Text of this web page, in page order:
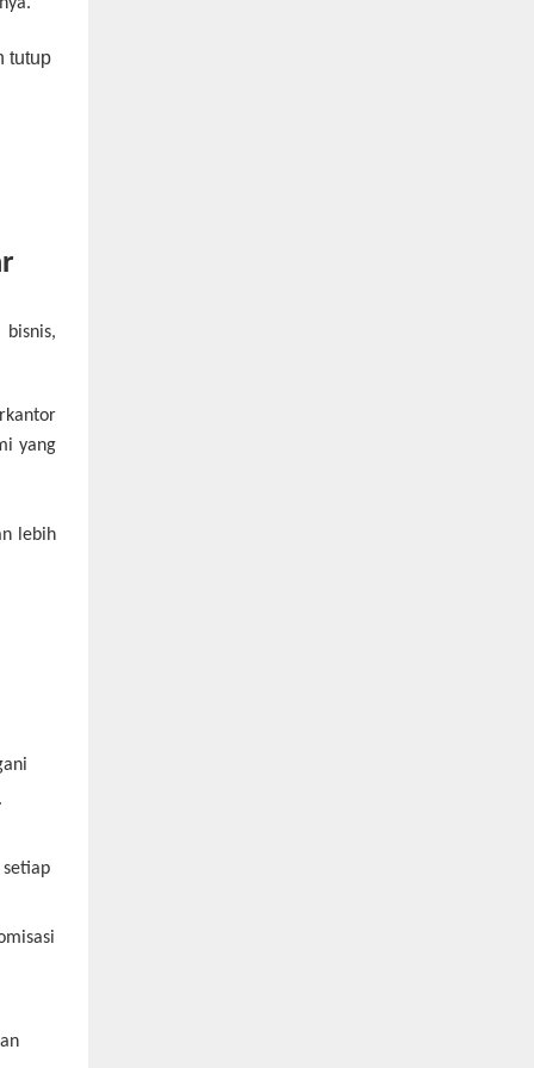
yang
lebih